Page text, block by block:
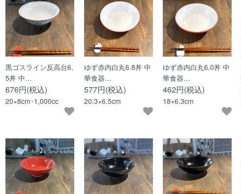
黒ゴスライン反高台6.
5丼 中…
676円(税込)
20×8cm･1,000cc
ゆず赤内白丸6.8丼 中
華食器…
577円(税込)
20.3×6.5cm
ゆず赤内白丸6.0丼 中
華食器…
462円(税込)
18×6.3cm